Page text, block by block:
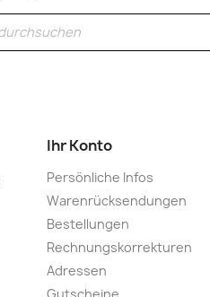
Ihr Konto
Persönliche Infos
Warenrücksendungen
Bestellungen
Rechnungskorrekturen
Adressen